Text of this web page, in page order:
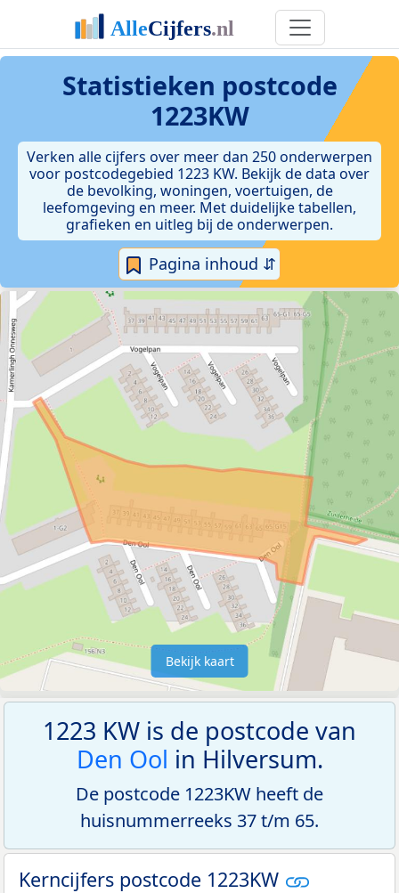
Statistieken postcode
1223KW
Verken alle cijfers over meer dan 250 onderwerpen
voor postcodegebied 1223 KW. Bekijk de data over
de bevolking, woningen, voertuigen, de
leefomgeving en meer. Met duidelijke tabellen,
grafieken en uitleg bij de onderwerpen.
Pagina inhoud ⇵
Bekijk kaart
1223 KW is de postcode van
Den Ool in Hilversum.
De postcode 1223KW heeft de
huisnummerreeks 37 t/m 65.
Kerncijfers postcode 1223KW